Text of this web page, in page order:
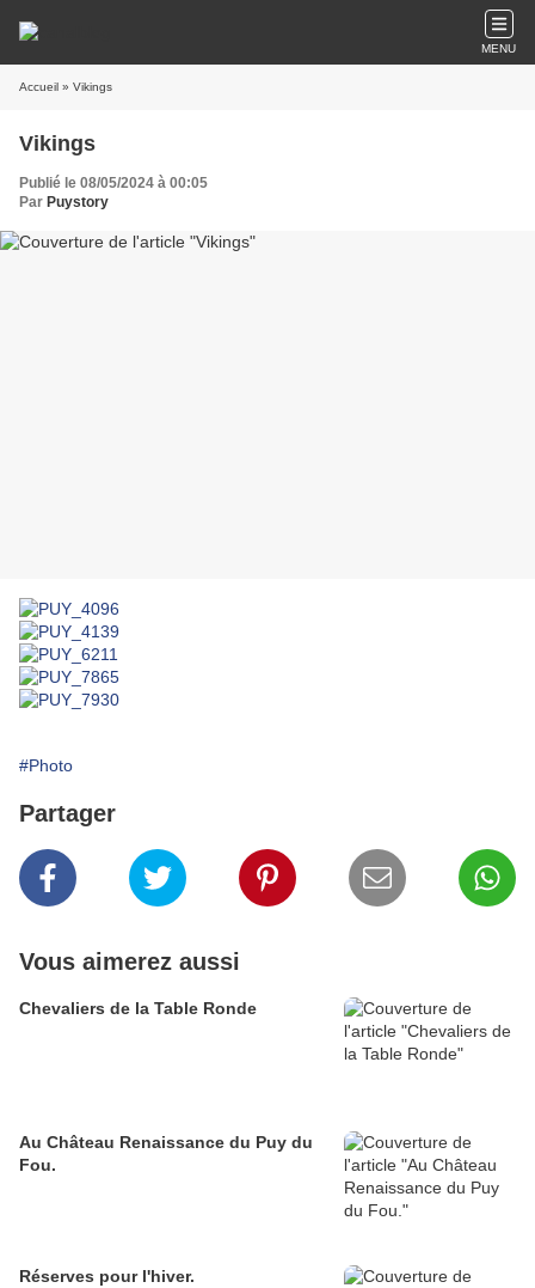
MENU
Accueil » Vikings
Vikings
Publié le 08/05/2024 à 00:05
Par Puystory
#Photo
Partager
Vous aimerez aussi
Chevaliers de la Table Ronde
Au Château Renaissance du Puy du
Fou.
Réserves pour l'hiver.